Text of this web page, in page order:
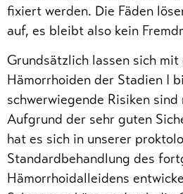
fixiert werden. Die Fäden
auf, es bleibt also kein
Grundsätzlich lassen sich mit
Hämorrhoiden der Stadien I
schwerwiegende Risiken
Aufgrund der sehr guten
hat es sich in unserer
Standardbehandlung des
Hämorrhoidalleidens